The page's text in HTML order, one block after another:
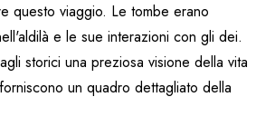
questo viaggio. Le tombe erano
e le sue interazioni con gli dei.
storici una preziosa visione della vita
un quadro dettagliato della